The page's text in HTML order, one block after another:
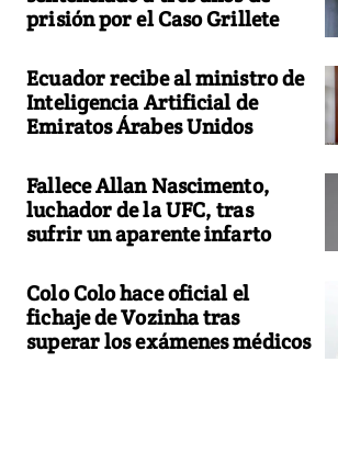
prisión por el Caso Grillete
Ecuador recibe al ministro de
Inteligencia Artificial de
Emiratos Árabes Unidos
Fallece Allan Nascimento,
luchador de la UFC, tras
sufrir un aparente infarto
Colo Colo hace oficial el
fichaje de Vozinha tras
superar los exámenes médicos